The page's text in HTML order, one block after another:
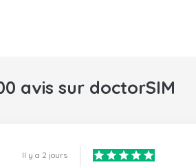
avis sur doctorSIM
Il y a 2 jours